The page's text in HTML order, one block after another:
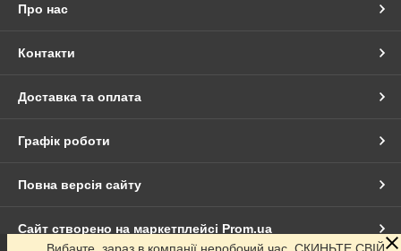
Про нас
Контакти
Доставка та оплата
Графік роботи
Повна версія сайту
Сайт створено на маркетплейсі Prom.ua